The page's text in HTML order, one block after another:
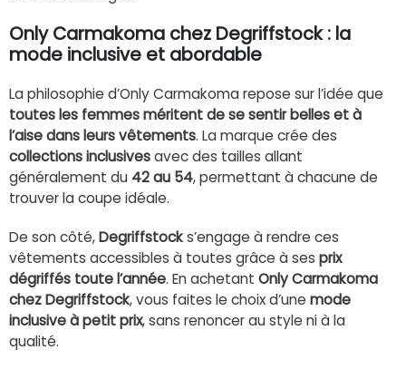
Only Carmakoma chez Degriffstock : la
mode inclusive et abordable
La philosophie d’Only Carmakoma repose sur l’idée que
toutes les femmes méritent de se sentir belles et à
l’aise dans leurs vêtements. La marque crée des
collections inclusivesavec des tailles allant
généralement du 42 au 54, permettant à chacune de
trouver la coupe idéale.
De son côté,Degriffstocks’engage à rendre ces
vêtements accessibles à toutes grâce à ses prix
dégriffés toute l’année. En achetant Only Carmakoma
chez Degriffstock, vous faites le choix d’une mode
inclusive à petit prix, sans renoncer au style ni à la
qualité.